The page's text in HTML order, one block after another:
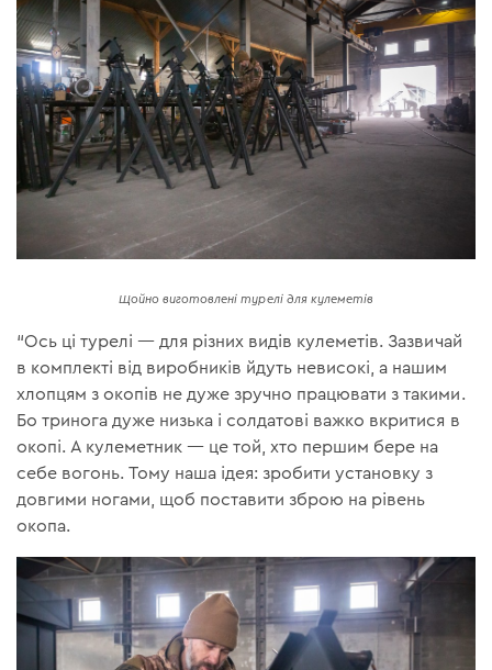
Щойно виготовлені турелі для кулеметів
“Ось ці турелі — для різних видів кулеметів. Зазвичай
в комплекті від виробників йдуть невисокі, а нашим
хлопцям з окопів не дуже зручно працювати з такими.
Бо тринога дуже низька і солдатові важко вкритися в
окопі. А кулеметник — це той, хто першим бере на
себе вогонь. Тому наша ідея: зробити установку з
довгими ногами, щоб поставити зброю на рівень
окопа.